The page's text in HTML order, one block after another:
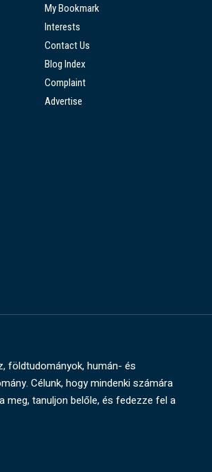
My Bookmark
Interests
Contact Us
Blog Index
Complaint
Advertise
földtudományok, humán- és
Célunk, hogy mindenki számára
tanuljon belőle, és fedezze fel a